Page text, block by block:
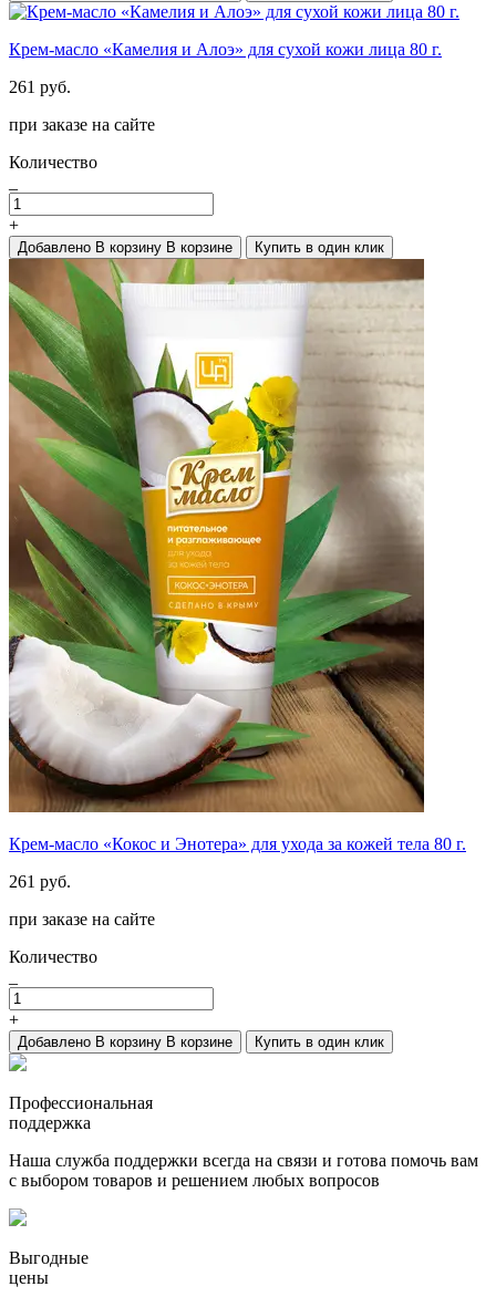
Крем-масло «Камелия и Алоэ» для сухой кожи лица 80 г.
261 руб.
при заказе на сайте
Количество
+
Добавлено В корзину В корзине Купить в один клик
Крем-масло «Кокос и Энотера» для ухода за кожей тела 80 г.
261 руб.
при заказе на сайте
Количество
+
Добавлено В корзину В корзине Купить в один клик
Профессиональная
поддержка
Наша служба поддержки всегда на связи и готова помочь вам
с выбором товаров и решением любых вопросов
Выгодные
цены